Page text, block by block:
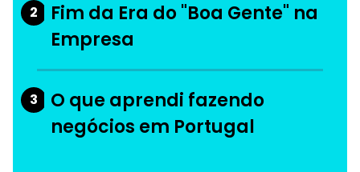
2
Fim da Era do "Boa Gente" na
Empresa
3
O que aprendi fazendo
negócios em Portugal